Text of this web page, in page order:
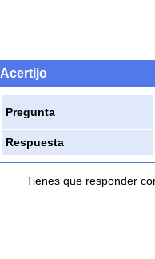
Acertijo
Pregunta
Respuesta
Tienes que responder